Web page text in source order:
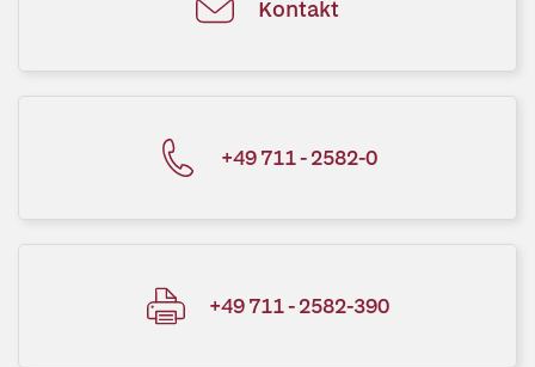
Kontakt
+49 711 - 2582-0
+49 711 - 2582-390